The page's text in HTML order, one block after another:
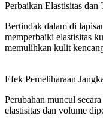
Perbaikan Elastisitas
Bertindak dalam di
memperbaiki elastisitas
memulihkan kulit
Efek Pemeliharaan
Perubahan muncul
elastisitas dan volume